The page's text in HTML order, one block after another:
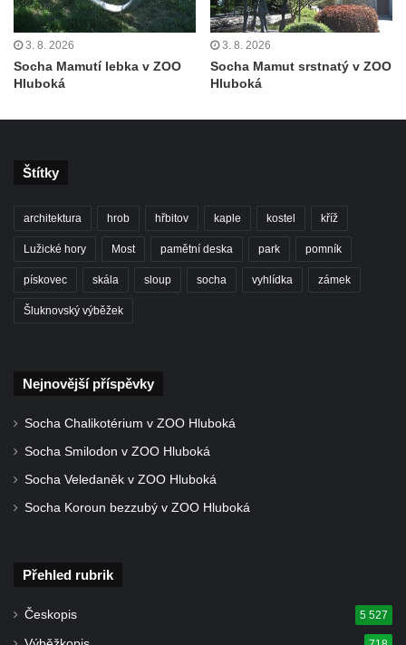
Sochy Ptáci v Tierpark Chemnitz
Socha Skupina jeřábů v Tierpark Chemnitz
Socha Panter v ZOO Leipzig
Socha Dívka s mušlí v ZOO Leipzig
Socha Tygr v ZOO Leipzig
Socha Iásón v ZOO Leipzig
Socha Mladý slon v ZOO Leipzig
Socha Býk v ZOO Dresden
Socha krokodýla v ZOO Dresden
Socha slona v ZOO Dresden
Socha Faun s medvíďaty v ZOO Dresden
Socha divokého prasete před vstupem do
Pamětní kámen revitalizace Vltavy Vraňany
3. 8. 2026
Socha Mamutí lebka v ZOO
Hluboká
3. 8. 2026
Socha Mamut srstnatý v ZOO
Hluboká
Štítky
architektura hrob hřbitov kaple kostel kříž
Lužické hory Most pamětní deska park pomník
pískovec skála sloup socha vyhlídka zámek
Šluknovský výběžek
Nejnovější příspěvky
Socha Chalikotérium v ZOO Hluboká
Socha Smilodon v ZOO Hluboká
Socha Veledaněk v ZOO Hluboká
Socha Koroun bezzubý v ZOO Hluboká
Přehled rubrik
Českopis 5 527